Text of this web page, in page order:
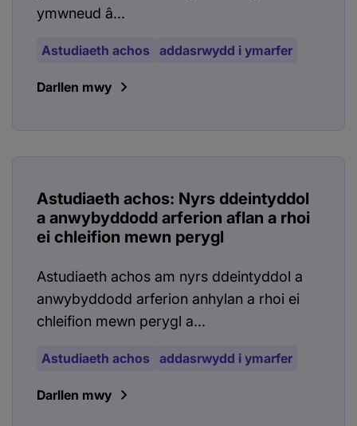
ymwneud â...
Astudiaeth achos addasrwydd i ymarfer
Darllen mwy
Astudiaeth achos: Nyrs ddeintyddol
a anwybyddodd arferion aflan a rhoi
ei chleifion mewn perygl
Astudiaeth achos am nyrs ddeintyddol a
anwybyddodd arferion anhylan a rhoi ei
chleifion mewn perygl a...
Astudiaeth achos addasrwydd i ymarfer
Darllen mwy